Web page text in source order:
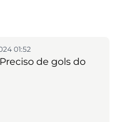
01:52
de gols do